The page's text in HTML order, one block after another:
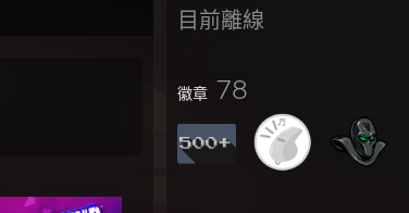
目前離線
徽章 78